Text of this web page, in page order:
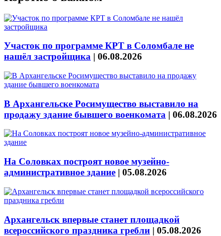
Участок по программе КРТ в Соломбале не
нашёл застройщика | 06.08.2026
В Архангельске Росимущество выставило на
продажу здание бывшего военкомата | 06.08.2026
На Соловках построят новое музейно-
административное здание | 05.08.2026
Архангельск впервые станет площадкой
всероссийского праздника гребли | 05.08.2026